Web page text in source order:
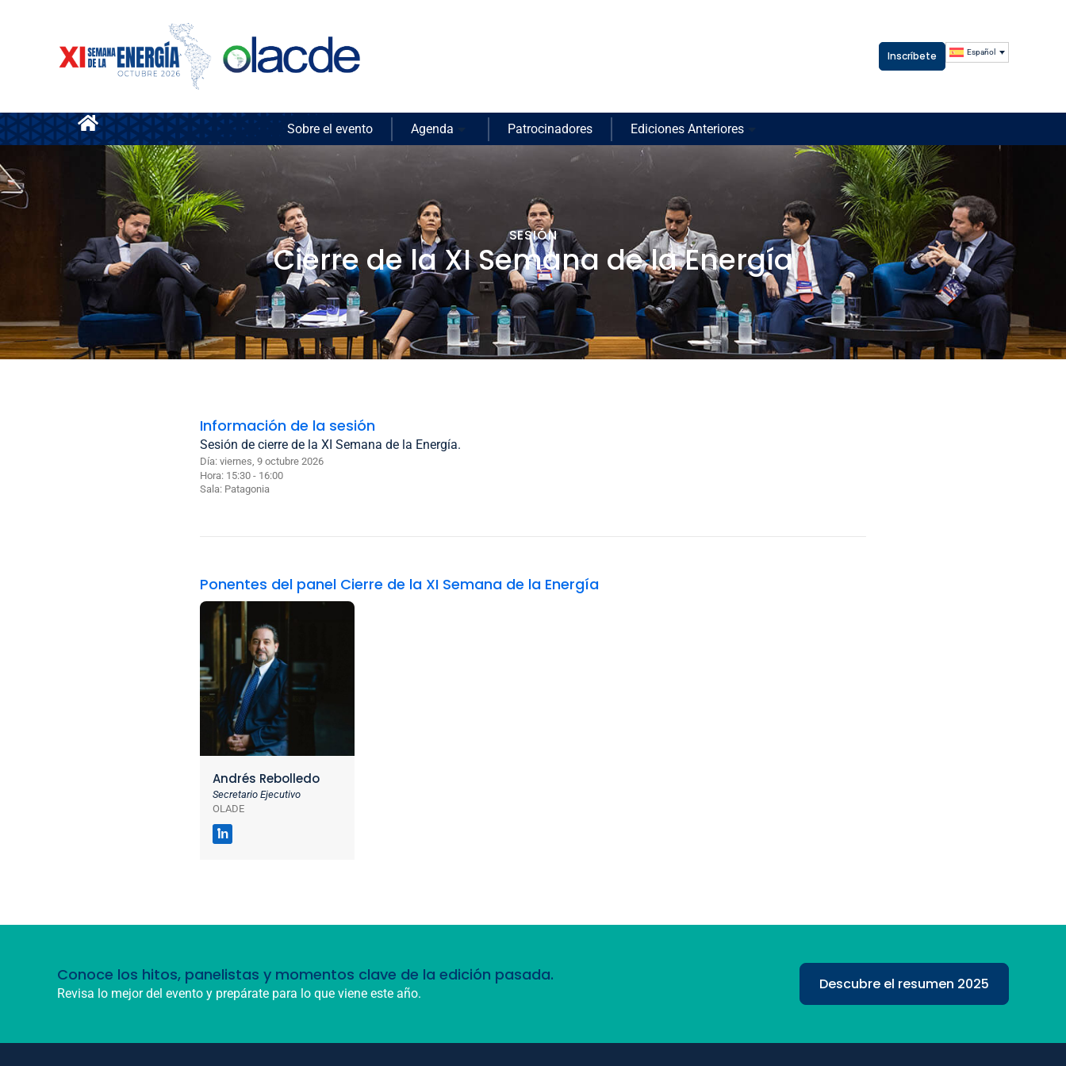
Inscríbete Español
Sobre el evento Agenda Patrocinadores Ediciones Anteriores
SESIÓN
Cierre de la XI Semana de la Energía
Información de la sesión
Sesión de cierre de la XI Semana de la Energía.
Día: viernes, 9 octubre 2026
Hora: 15:30 - 16:00
Sala: Patagonia
Ponentes del panel Cierre de la XI Semana de la Energía
Andrés Rebolledo
Secretario Ejecutivo
OLADE
in
Conoce los hitos, panelistas y momentos clave de la edición pasada.
Revisa lo mejor del evento y prepárate para lo que viene este año. Descubre el resumen 2025